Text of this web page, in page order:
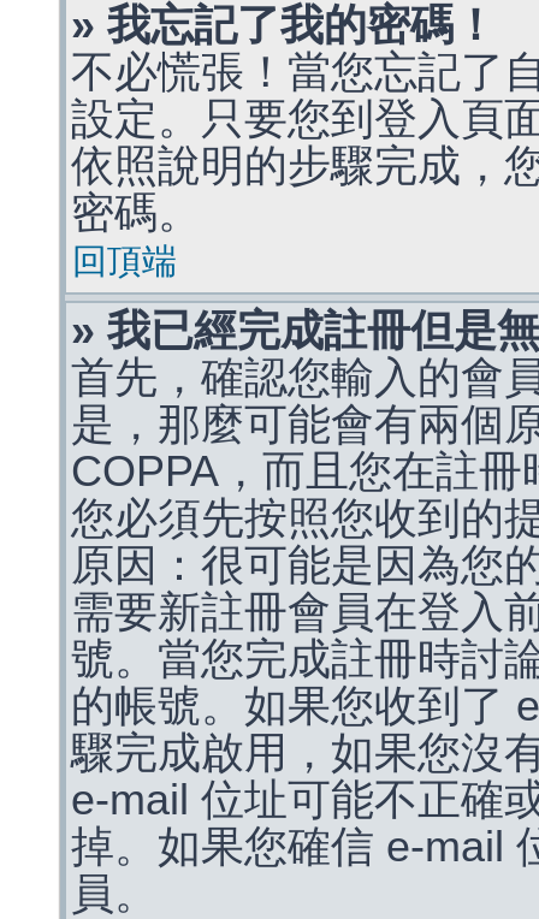
» 我忘記了我的密碼！
不必慌張！當您忘記了
設定。只要您到登入頁
依照說明的步驟完成，
密碼。
回頂端
» 我已經完成註冊但是
首先，確認您輸入的會
是，那麼可能會有兩個
COPPA，而且您在註
您必須先按照您收到的
原因：很可能是因為您
需要新註冊會員在登入
號。當您完成註冊時討
的帳號。如果您收到了
驟完成啟用，如果您沒
e-mail 位址可能不正確
掉。如果您確信 e-mail
員。